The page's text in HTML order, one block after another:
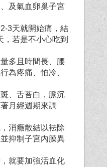
及氣血卵巢子宮
3天就開始痛，結
，若是不小心吃到
多且時間長、腰
為疼痛、怕冷、
、舌苔白，脈沉
月經週期來調
消癥散結以袪除
抑制子宮內膜異
就要加強活血化